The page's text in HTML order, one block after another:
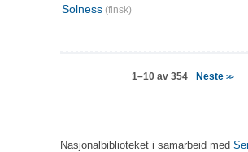
Solness (finsk)
1–10 av 354 Neste >>
Nasjonalbiblioteket i samarbeid med